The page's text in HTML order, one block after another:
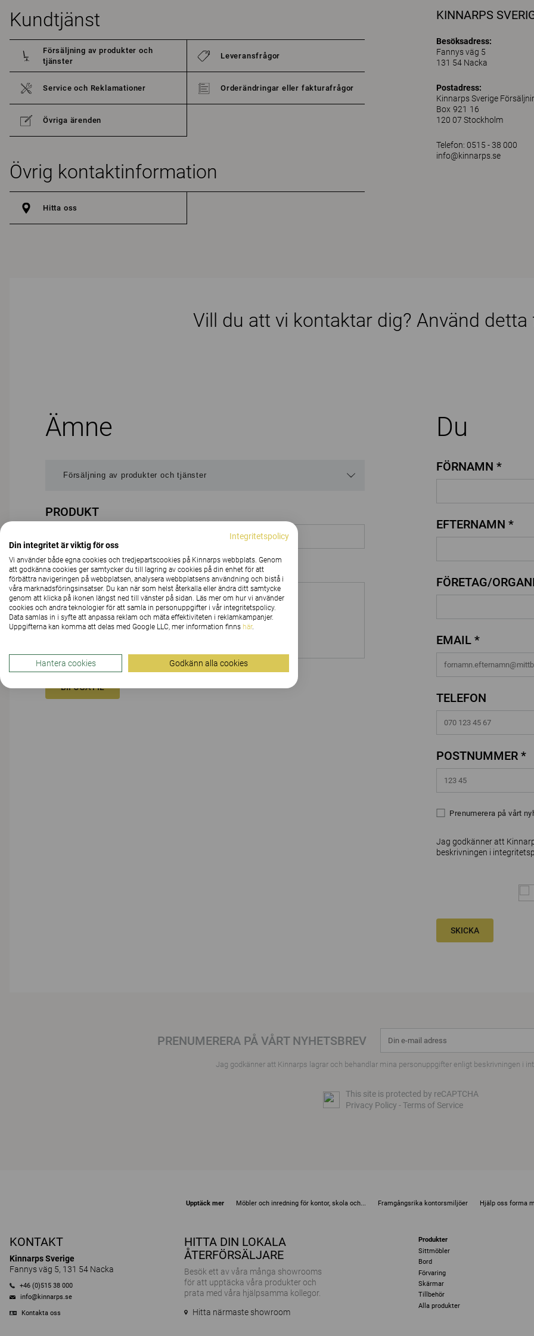
Kundtjänst
Försäljning av produkter och
tjänster
Leveransfrågor
Service och Reklamationer Orderändringar eller fakturafrågor
Övriga ärenden
Övrig kontaktinformation
Hitta oss
KINNARPS
Besöksadress:
Fannys väg 5
131 54 Nacka
Postadress:
Kinnarps Sverige
Box 921 16
120 07 Stockholm
Telefon: 0515 - 38 000
info@kinnarps.se
Vill du att vi kontaktar dig? Använd detta
Ämne
PRODUKT
MEDDELANDE
BIFOGA FIL
Du
FÖRNAMN *
EFTERNAMN *
FÖRETAG/
EMAIL *
TELEFON
POSTNUMMER *
Prenumerera på vårt
Jag godkänner att
beskrivningen i
SKICKA
PRENUMERERA PÅ VÅRT NYHETSBREV
Jag godkänner att Kinnarps lagrar och behandlar mina personuppgifter enligt beskrivningen i
This site is protected by reCAPTCHA
Privacy Policy -Terms of Service
Upptäck mer Möbler och inredning för kontor, skola och... Framgångsrika kontorsmiljöer Hjälp oss forma
KONTAKT
Kinnarps Sverige
Fannys väg 5, 131 54 Nacka
+46 (0)515 38 000
info@kinnarps.se
Kontakta oss
HITTA DIN LOKALA
ÅTERFÖRSÄLJARE
Besök ett av våra många showrooms
för att upptäcka våra produkter och
prata med våra hjälpsamma kollegor.
Hitta närmaste showroom
Produkter
Sittmöbler
Bord
Förvaring
Skärmar
Tillbehör
Alla produkter
Integritetspolicy
Din integritet är viktig för oss
Vi använder både egna cookies och tredjepartscookies på Kinnarps webbplats. Genom
att godkänna cookies ger samtycker du till lagring av cookies på din enhet för att
förbättra navigeringen på webbplatsen, analysera webbplatsens användning och bistå i
våra marknadsföringsinsatser. Du kan när som helst återkalla eller ändra ditt samtycke
genom att klicka på ikonen längst ned till vänster på sidan. Läs mer om hur vi använder
cookies och andra teknologier för att samla in personuppgifter i vår integritetspolicy.
Data samlas in i syfte att anpassa reklam och mäta effektiviteten i reklamkampanjer.
Uppgifterna kan komma att delas med Google LLC, mer information finns här.
Hantera cookies Godkänn alla cookies